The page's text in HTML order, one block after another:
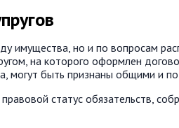
имущества, но и по вопросам
на которого оформлен
могут быть признаны общими и
статус обязательств,